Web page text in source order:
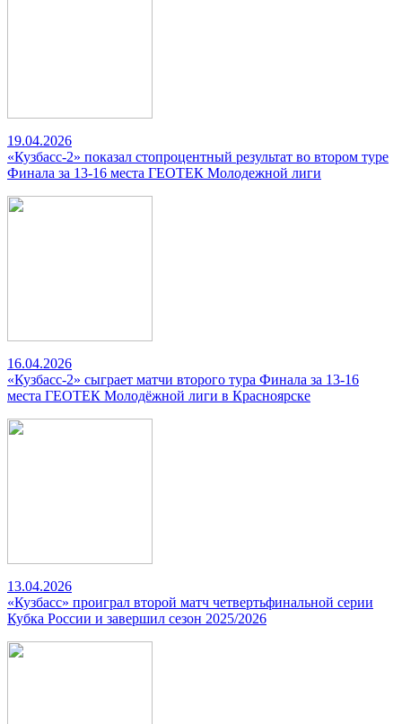
19.04.2026
«Кузбасс-2» показал стопроцентный результат во втором туре
Финала за 13-16 места ГЕОТЕК Молодежной лиги
16.04.2026
«Кузбасс-2» сыграет матчи второго тура Финала за 13-16
места ГЕОТЕК Молодёжной лиги в Красноярске
13.04.2026
«Кузбасс» проиграл второй матч четвертьфинальной серии
Кубка России и завершил сезон 2025/2026